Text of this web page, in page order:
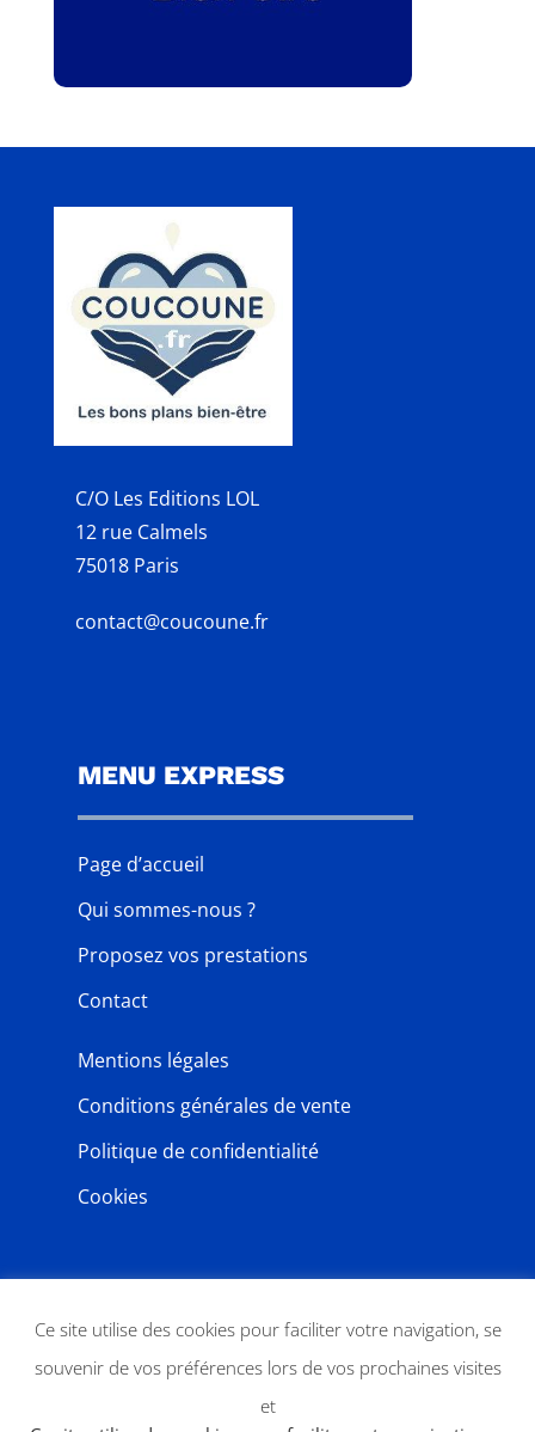
C/O Les Editions LOL
12 rue Calmels
75018 Paris
contact@coucoune.fr
MENU EXPRESS
Page d’accueil
Qui sommes-nous ?
Proposez vos prestations
Contact
Mentions légales
Conditions générales de vente
Politique de confidentialité
Cookies
Ce site utilise des cookies pour faciliter votre navigation, se
souvenir de vos préférences lors de vos prochaines visites
et